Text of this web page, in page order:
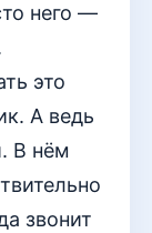
него —
это
А ведь
В нём
звонит